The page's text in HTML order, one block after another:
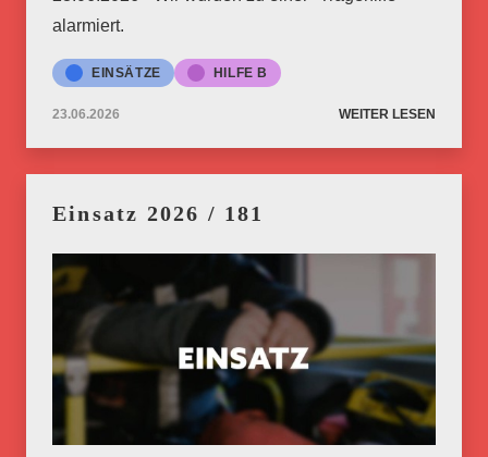
alarmiert.
EINSÄTZE HILFE B
23.06.2026 WEITER LESEN
Einsatz 2026 / 181